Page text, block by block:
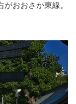
おおさか東線。